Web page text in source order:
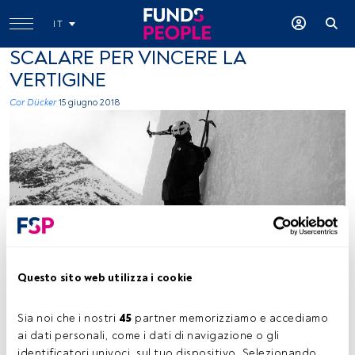
Questo sito web utilizza i cookie
Sia noi che i nostri 45 partner memorizziamo e accediamo
ai dati personali, come i dati di navigazione o gli
IT
SCALARE PER VINCERE LA
VERTIGINE
Cor Dücker 15 giugno 2018
La mia passione per l’alpinismo è nata proprio in Italia.